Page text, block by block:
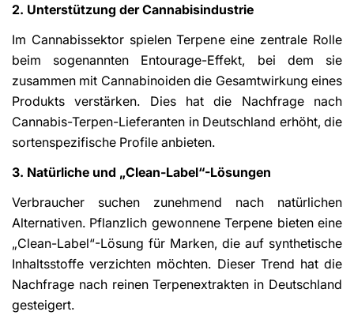
2. Unterstützung der Cannabisindustrie
Im Cannabissektor spielen Terpene eine zentrale Rolle
beim sogenannten Entourage-Effekt, bei dem sie
zusammen mit Cannabinoiden die Gesamtwirkung eines
Produkts verstärken. Dies hat die Nachfrage nach
Cannabis-Terpen-Lieferanten in Deutschland erhöht, die
sortenspezifische Profile anbieten.
3. Natürliche und „Clean-Label“-Lösungen
Verbraucher suchen zunehmend nach natürlichen
Alternativen. Pflanzlich gewonnene Terpene bieten eine
„Clean-Label“-Lösung für Marken, die auf synthetische
Inhaltsstoffe verzichten möchten. Dieser Trend hat die
Nachfrage nach reinen Terpenextrakten in Deutschland
gesteigert.